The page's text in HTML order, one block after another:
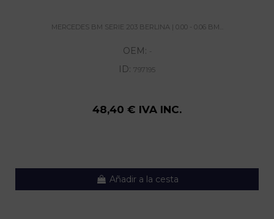
MERCEDES BM SERIE 203 BERLINA | 0.00 - 0.06 BM...
OEM: -
ID: 797195
48,40 € IVA INC.
Añadir a la cesta